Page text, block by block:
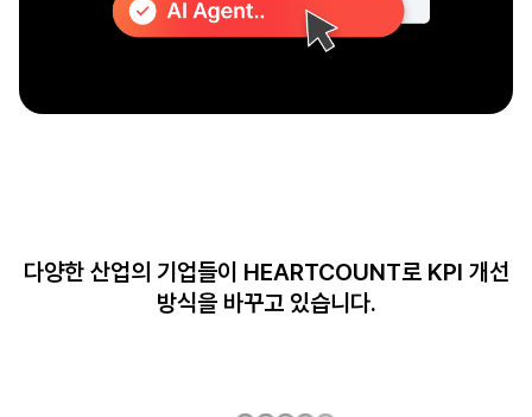
다양한 산업의 기업들이 HEARTCOUNT로 KPI 개선
방식을 바꾸고 있습니다.